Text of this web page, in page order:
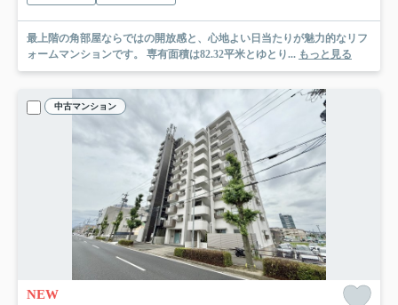
最上階の角部屋ならではの開放感と、心地よい日当たりが魅力的なリフ
ォームマンションです。 専有面積は82.32平米とゆとり... もっと見る
中古マンション
NEW